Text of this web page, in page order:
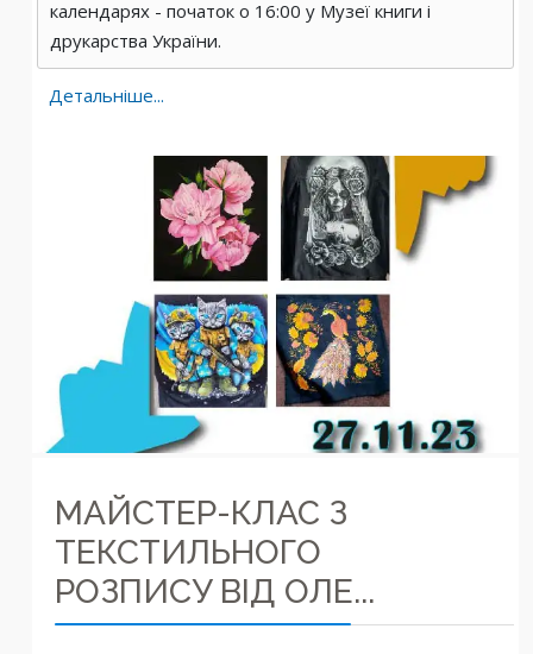
календарях - початок о 16:00 у Музеї книги і
друкарства України.
Детальніше...
МАЙСТЕР-КЛАС З
ТЕКСТИЛЬНОГО
РОЗПИСУ ВІД ОЛЕ...